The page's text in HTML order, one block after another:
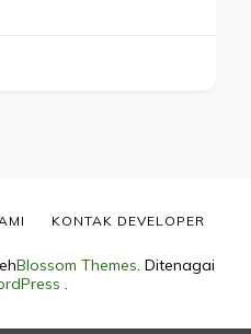
Blossom Themes. Ditenagai
.
KONTAK DEVELOPER